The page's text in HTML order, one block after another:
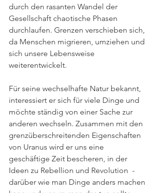
durch den rasanten Wandel der
Gesellschaft chaotische Phasen
durchlaufen. Grenzen verschieben sich,
da Menschen migrieren, umziehen und
sich unsere Lebensweise
weiterentwickelt.
Für seine wechselhafte Natur bekannt,
interessiert er sich für viele Dinge und
möchte ständig von einer Sache zur
anderen wechseln. Zusammen mit den
grenzüberschreitenden Eigenschaften
von Uranus wird er uns eine
geschäftige Zeit bescheren, in der
Ideen zu Rebellion und Revolution  -
darüber wie man Dinge anders machen